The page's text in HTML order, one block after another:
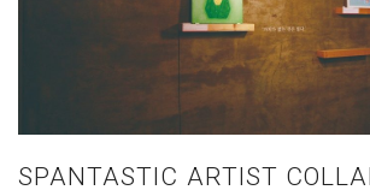
SPANTASTIC ARTIST